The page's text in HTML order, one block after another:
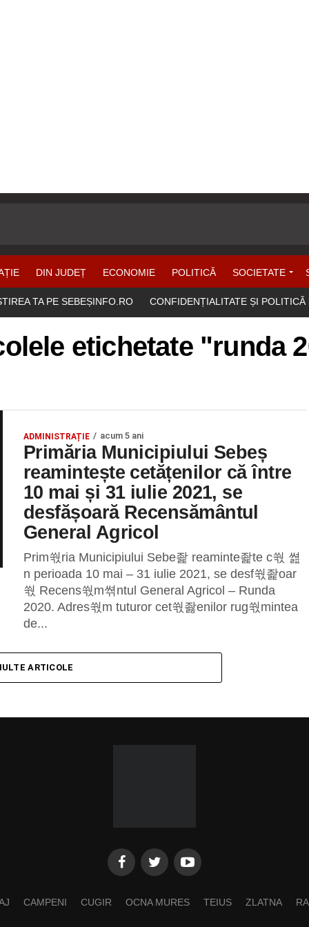
DIN JUDEȚ ECONOMIE POLITICĂ SOCIETATE
TA PE SEBEȘINFO.RO CONFIDENȚIALITATE ȘI POLITICĂ
etichetate "runda
ADMINISTRAȚIE acum 5 ani
Primăria Municipiului Sebeș
reamintește cetățenilor că între
10 mai și 31 iulie 2021, se
desfășoară Recensământul
General Agricol
Prim쒃ria Municipiului Sebe좙 reaminte좙te c쒃 쎮
n perioada 10 mai – 31 iulie 2021, se desf쒃좙oar
쒃 Recens쒃m쎢ntul General Agricol – Runda
2020. Adres쒃m tuturor cet쒃좛enilor rug쒃mintea
de...
ARTICOLE
CAMPENI CUGIR OCNA MURES TEIUS ZLATNA